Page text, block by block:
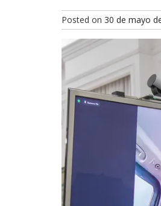
Posted on 30 de mayo